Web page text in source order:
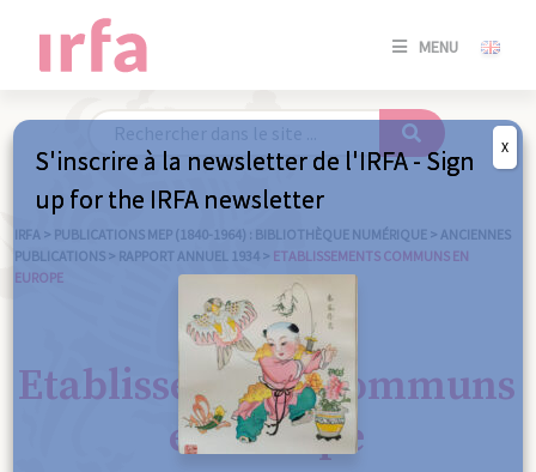
MENU
SE
/
IRFA > PUBLICATIONS MEP (1840-1964) : BIBLIOTHÈQUE NUMÉRIQUE > ANCIENNES
PUBLICATIONS > RAPPORT ANNUEL 1934 > ETABLISSEMENTS COMMUNS EN
EUROPE
Etablissements communs
en Europe
S'inscrire à la newsletter de l'IRFA - Sign
up for the IRFA newsletter
X